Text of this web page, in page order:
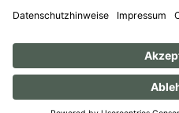
anders
© 1956 - 2026 Gewürz- und
ImpressumAGB